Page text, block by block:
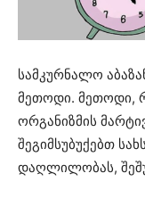
სამკურნალო
მეთოდი. მეთოდი,
ორგანიზმის
შეგიმსუბუქებთ
დაღლილობას,